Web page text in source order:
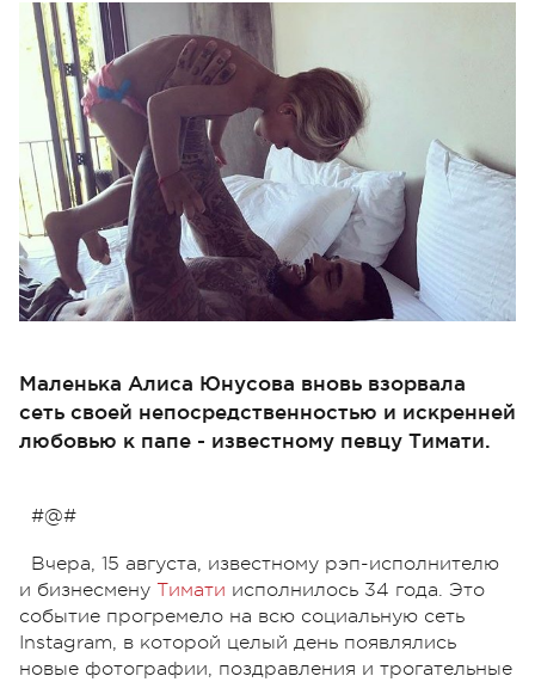
Маленька Алиса Юнусова вновь взорвала
сеть своей непосредственностью и искренней
любовью к папе - известному певцу Тимати.
#@#
Вчера, 15 августа, известному рэп-исполнителю
и бизнесмену Тимати исполнилось 34 года. Это
событие прогремело на всю социальную сеть
Instagram, в которой целый день появлялись
новые фотографии, поздравления и трогательные